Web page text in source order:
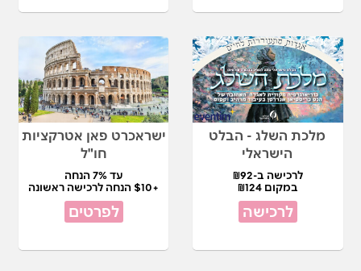
מלכת השלג - הבלט
הישראלי
לרכישה ב-₪92
במקום ₪124
לרכישה
ישראכרט פאן אטרקציות
חו"ל
עד 7% הנחה
+$10 הנחה לרכישה ראשונה
לפרטים